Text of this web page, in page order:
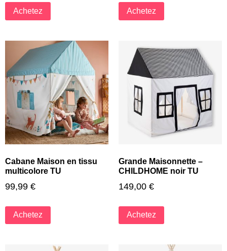
Achetez Achetez
Cabane Maison en tissu
multicolore TU
99,99 €
Achetez
Grande Maisonnette –
CHILDHOME noir TU
149,00 €
Achetez